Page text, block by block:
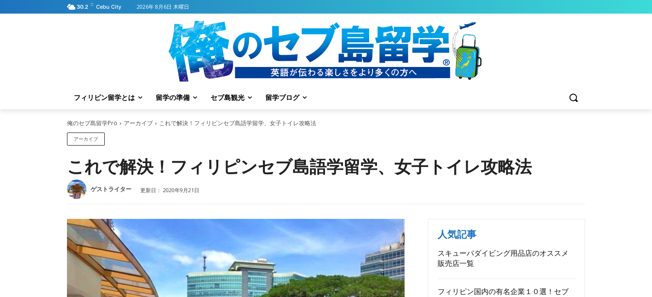
30.2 C Cebu City 2026年 8月6日 木曜日
フィリピン留学とは 留学の準備 セブ島観光 留学ブログ
俺のセブ島留学Pro アーカイブ これで解決！フィリピンセブ島語学留学、女子トイレ攻略法
アーカイブ
これで解決！フィリピンセブ島語学留学、女子トイレ攻略法
ゲストライター 更新日： 2020年9月21日
人気記事
スキューバダイビング用品店のオススメ
販売店一覧
フィリピン国内の有名企業１０選！セブ